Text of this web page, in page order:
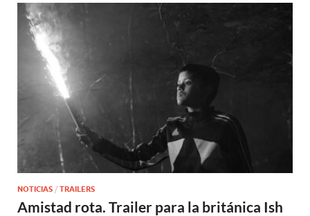
NOTICIAS / TRAILERS
Amistad rota. Trailer para la británica Ish